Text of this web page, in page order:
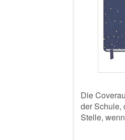
Die
der Schule,
Stelle,